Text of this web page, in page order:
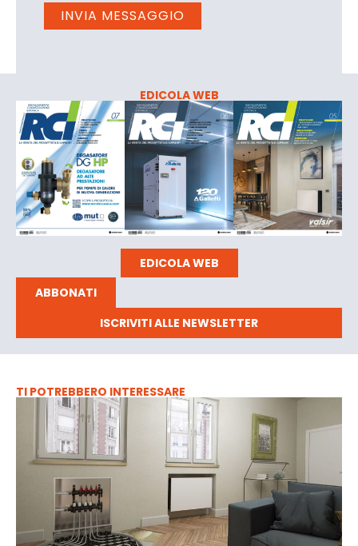
EDICOLA WEB
EDICOLA WEB
ABBONATI
ISCRIVITI ALLE NEWSLETTER
TI POTREBBERO INTERESSARE